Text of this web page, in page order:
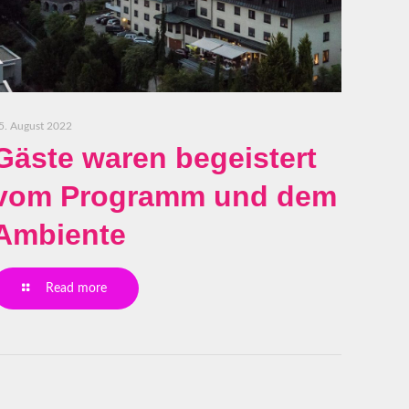
August 2022
waren begeistert
Programm und dem
Read more